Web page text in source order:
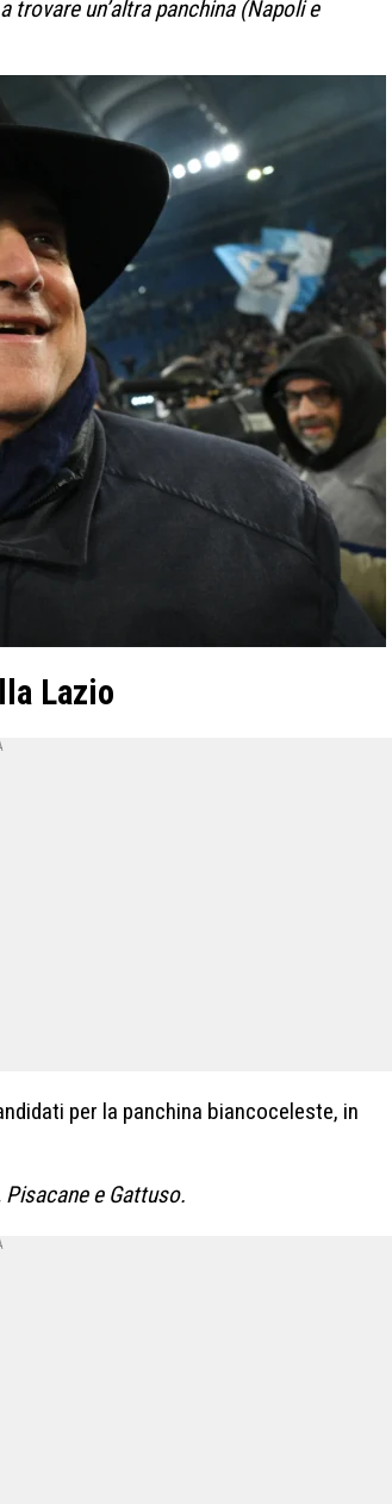
un’altra panchina (Napoli e
Lazio
per la panchina biancoceleste, in
e Gattuso.